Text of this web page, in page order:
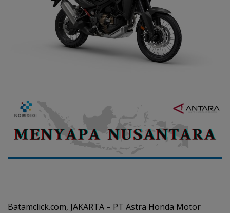
Batamclick.com, JAKARTA – PT Astra Honda Motor